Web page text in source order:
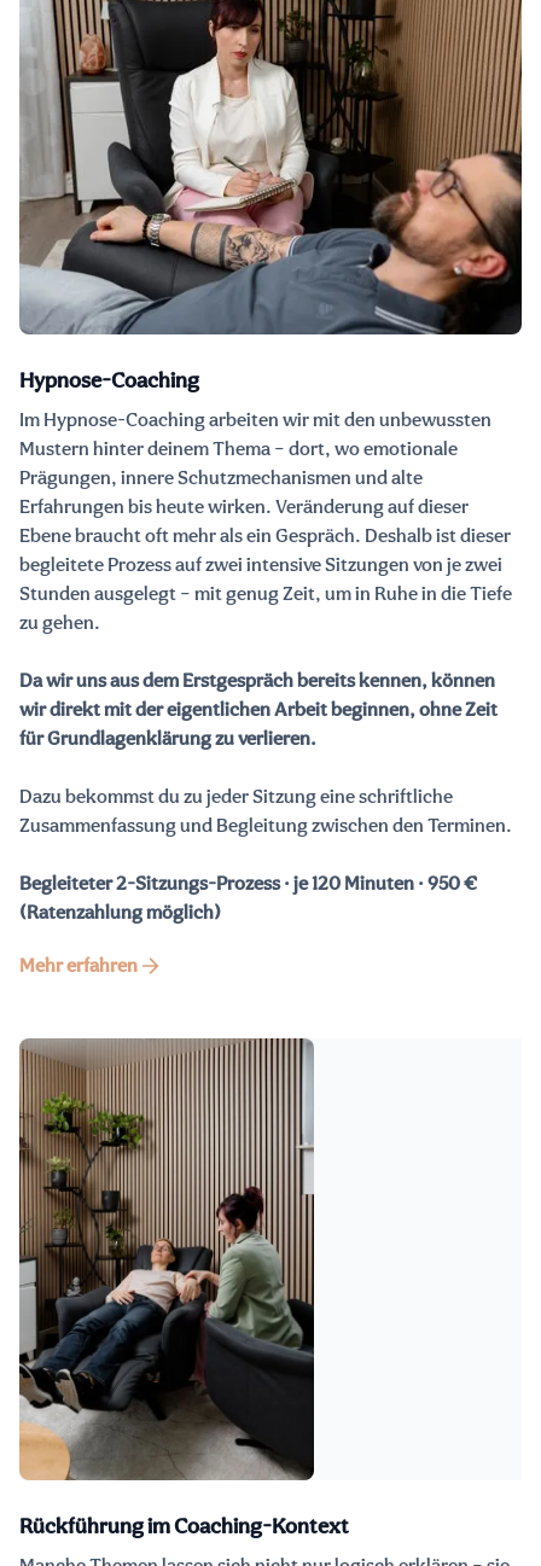
Hypnose-Coaching
Im Hypnose-Coaching arbeiten wir mit den unbewussten
Mustern hinter deinem Thema – dort, wo emotionale
Prägungen, innere Schutzmechanismen und alte
Erfahrungen bis heute wirken. Veränderung auf dieser
Ebene braucht oft mehr als ein Gespräch. Deshalb ist dieser
begleitete Prozess auf zwei intensive Sitzungen von je zwei
Stunden ausgelegt – mit genug Zeit, um in Ruhe in die Tiefe
zu gehen.
Da wir uns aus dem Erstgespräch bereits kennen, können
wir direkt mit der eigentlichen Arbeit beginnen, ohne Zeit
für Grundlagenklärung zu verlieren.
Dazu bekommst du zu jeder Sitzung eine schriftliche
Zusammenfassung und Begleitung zwischen den Terminen.
Begleiteter 2-Sitzungs-Prozess · je 120 Minuten · 950 €
(Ratenzahlung möglich)
Mehr erfahren
Rückführung im Coaching-Kontext